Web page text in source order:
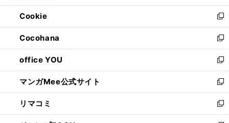
開
く
ウ
で
開
く
ン
ド
ウ
で
開
く
ウ
ィ
ン
ド
ウ
で
開
く
Cookie
新
し
い
ウ
ィ
ン
ド
ウ
で
開
Cocohana
新
し
い
ウ
ィ
ン
ド
ウ
office YOU
新
し
い
ウ
ィ
ン
マンガMee公式サイト
新
し
い
ウ
リマコミ
新
し